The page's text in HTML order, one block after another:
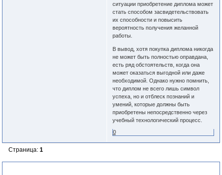
ситуации приобретение диплома может
стать способом засвидетельствовать
их способности и повысить
вероятность получения желанной
работы.
В вывод, хотя покупка диплома никогда
не может быть полностью оправдана,
есть ряд обстоятельств, когда она
может оказаться выгодной или даже
необходимой. Однако нужно помнить,
что диплом не всего лишь символ
успеха, но и отблеск познаний и
умений, которые должны быть
приобретены непосредственно через
учебный технологический процесс.
0
Страница: 1